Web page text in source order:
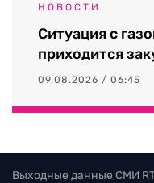
НОВОСТИ
Ситуация с
приходится
09.08.2026 / 06:45
Выходные данные СМИ